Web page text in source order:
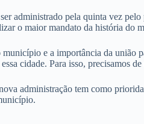
administrado pela quinta vez
o maior mandato da história do
município e a importância da união
cidade. Para isso, precisamos
administração tem como